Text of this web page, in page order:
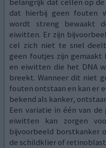
dat hierbij geen fouten
wordt streng bewaakt
eiwitten. Er zijn
cel zich niet te snel
geen foutjes zijn
en eiwitten die het DNA
breekt. Wanneer dit niet
fouten ontstaan en kan er
bekend als kanker,
Een variatie in één van
eiwitten kan zorgen
bijvoorbeeld borstkanker
de schildklier of